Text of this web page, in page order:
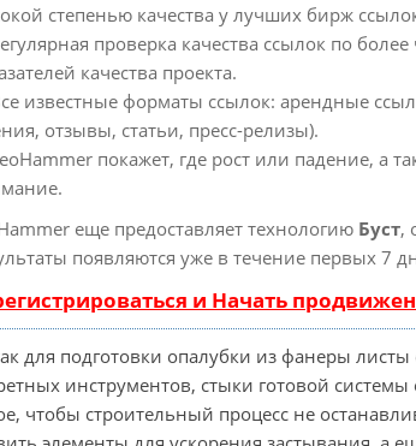
степенью качества у лучших бирж
проверка качества ссылок по
качества проекта.
известные форматы ссылок: арендные
отзывы, статьи, пресс-релизы).
покажет, где рост или падение, а
еще предоставляет технологию Буст,
появляются уже в течение первых 7
и Начать
для подготовки опалубки из фанеры
инструментов, стыки готовой
чтобы строительный процесс не